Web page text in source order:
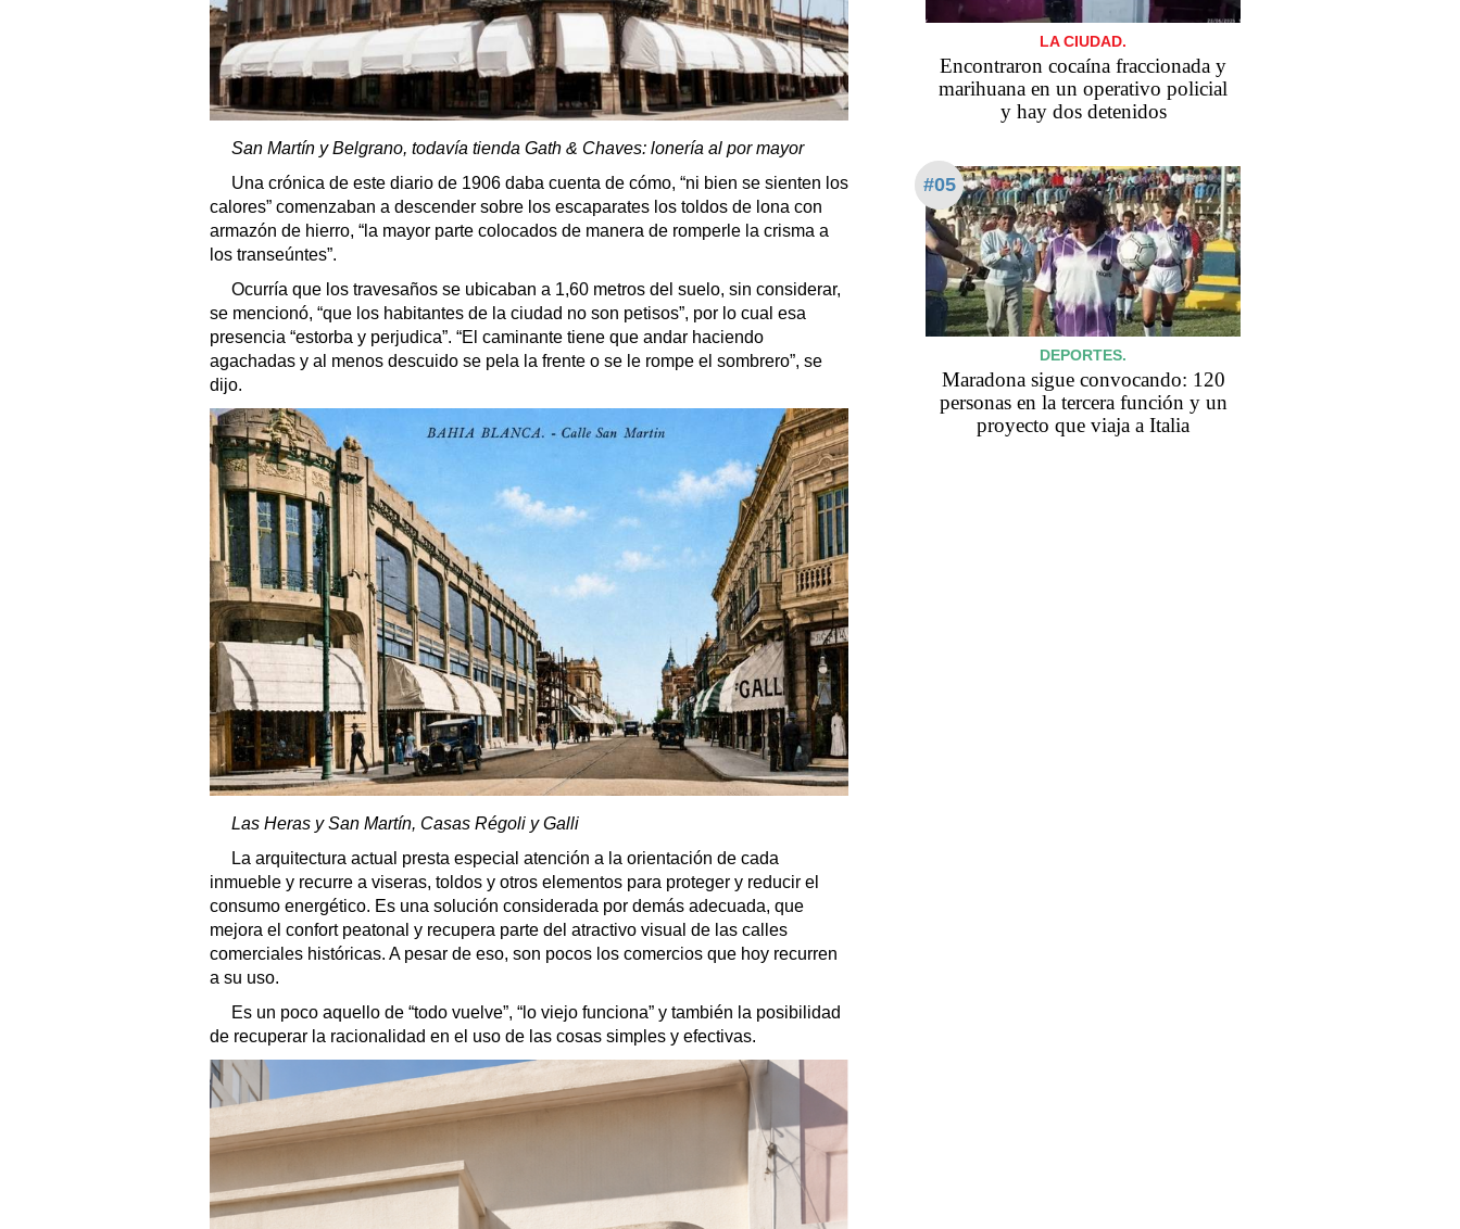
San Martín y Belgrano, todavía tienda Gath & Chaves: lonería al por mayor
Una crónica de este diario de 1906 daba cuenta de cómo, “ni bien se sienten los
calores” comenzaban a descender sobre los escaparates los toldos de lona con
armazón de hierro, “la mayor parte colocados de manera de romperle la crisma a
los transeúntes”.
Ocurría que los travesaños se ubicaban a 1,60 metros del suelo, sin considerar,
se mencionó, “que los habitantes de la ciudad no son petisos”, por lo cual esa
presencia “estorba y perjudica”. “El caminante tiene que andar haciendo
agachadas y al menos descuido se pela la frente o se le rompe el sombrero”, se
dijo.
Las Heras y San Martín, Casas Régoli y Galli
La arquitectura actual presta especial atención a la orientación de cada
inmueble y recurre a viseras, toldos y otros elementos para proteger y reducir el
consumo energético. Es una solución considerada por demás adecuada, que
mejora el confort peatonal y recupera parte del atractivo visual de las calles
comerciales históricas. A pesar de eso, son pocos los comercios que hoy recurren
a su uso.
Es un poco aquello de “todo vuelve”, “lo viejo funciona” y también la posibilidad
de recuperar la racionalidad en el uso de las cosas simples y efectivas.
LA CIUDAD.
Encontraron cocaína fraccionada y
marihuana en un operativo policial
y hay dos detenidos
#05
DEPORTES.
Maradona sigue convocando: 120
personas en la tercera función y un
proyecto que viaja a Italia